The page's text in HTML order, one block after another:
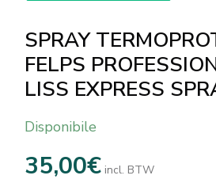
SPRAY
FELPS
LISS EXPRESS
Disponibile
35,00€ incl. BTW